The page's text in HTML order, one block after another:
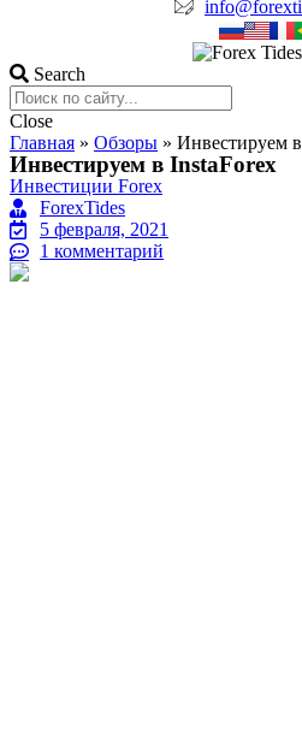
Search
Close
Главная » Обзоры » Инвестируем
Инвестируем в InstaForex
Инвестиции Forex
ForexTides
5 февраля, 2021
1 комментарий